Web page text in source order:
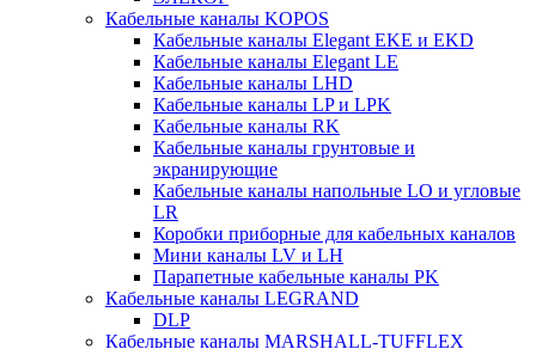
Кабельные каналы KOPOS
Кабельные каналы Elegant EKE и EKD
Кабельные каналы Elegant LE
Кабельные каналы LHD
Кабельные каналы LP и LPK
Кабельные каналы RK
Кабельные каналы грунтовые и
экранирующие
Кабельные каналы напольные LO и угловые
LR
Коробки приборные для кабельных каналов
Мини каналы LV и LH
Парапетные кабельные каналы PK
Кабельные каналы LEGRAND
DLP
Кабельные каналы MARSHALL-TUFFLEX